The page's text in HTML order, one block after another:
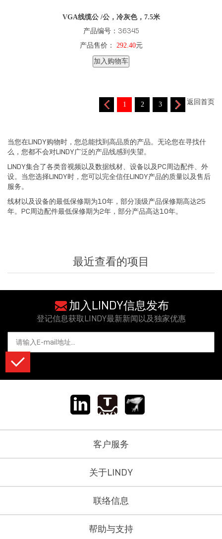
VGA线缆公 /公，冷灰色，7.5米
产品编号：36345
产品售价： 292.40元
加入购物车
返回首页
1 2 3
当您在LINDY购物时，您总能找到高品质的产品。无论您在寻找什
么，您都不会对LINDY广泛的产品线感到失望。
LINDY集合了各类音视频以及数据线材、设备以及PC周边配件、外
设。当您选择LINDY时，您可以完全信任LINDY产品的质量以及售后
服务。
线材以及设备的最低保修期为10年，部分顶级产品保修期高达25
年。PC周边配件最低保修期为2年，部分产品高达10年。
最近查看的项目
加入LINDY信息发布
登记信息获取LINDY最新新闻以及独家优惠
客户服务
关于LINDY
联络信息
帮助与支持